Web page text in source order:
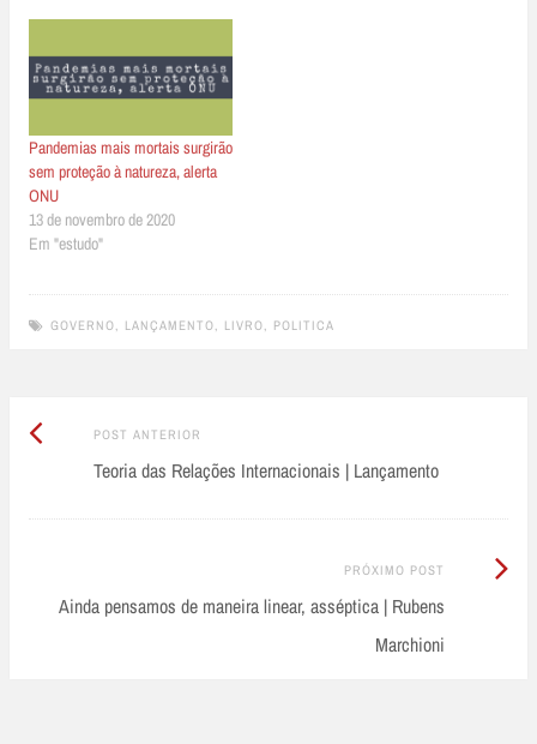
Pandemias mais mortais surgirão
sem proteção à natureza, alerta
ONU
13 de novembro de 2020
Em "estudo"
GOVERNO LANÇAMENTO LIVRO POLITICA
Post
navigation
POST ANTERIOR
Anterior:
Teoria das Relações Internacionais | Lançamento
PRÓXIMO POST
Ainda pensamos de maneira linear, asséptica | Rubens
Marchioni
Próximo